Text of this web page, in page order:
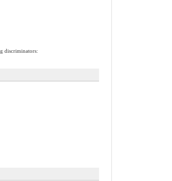
discriminators: